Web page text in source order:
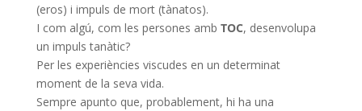
(eros) i impuls de mort (tànatos).
I com algú, com les persones amb TOC, desenvolupa
un impuls tanàtic?
Per les experiències viscudes en un determinat
moment de la seva vida.
Sempre apunto que, probablement, hi ha una